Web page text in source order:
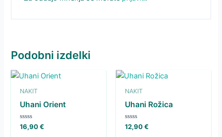
Podobni izdelki
NAKIT
Uhani Orient
Ocenjeno
16,90€
NAKIT
Uhani Rožica
Ocenjeno
12,90€